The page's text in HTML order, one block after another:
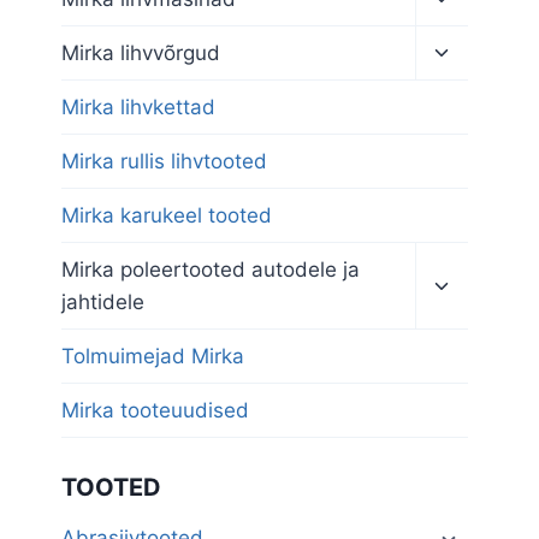
menu
Mirka lihvvõrgud
Toggle
Mirka lihvkettad
Mirka rullis lihvtooted
Mirka karukeel tooted
Mirka poleertooted autodele ja
jahtidele
child
Tolmuimejad Mirka
Mirka tooteuudised
TOOTED